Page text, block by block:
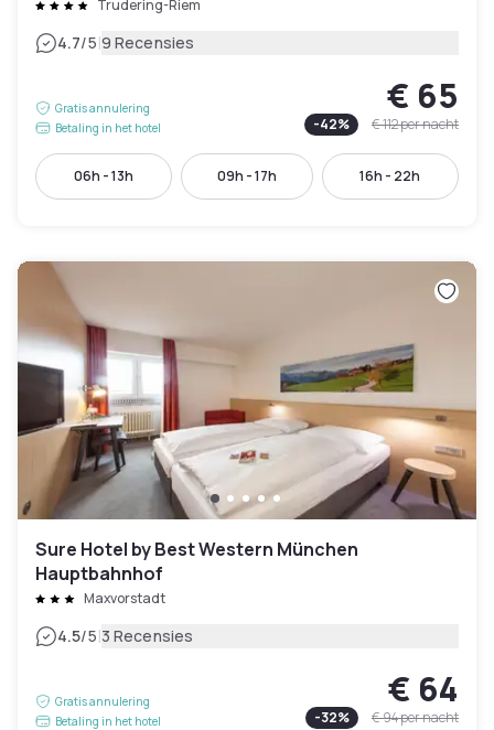
Trudering-Riem
4.7/5|9 Recensies
Gratis annulering
Betaling in het hotel
€ 65
-42% € 112per nacht
06h - 13h 09h - 17h 16h - 22h
Sure Hotel by Best Western München
Hauptbahnhof
Maxvorstadt
4.5/5|3 Recensies
Gratis annulering
Betaling in het hotel
€ 64
-32% € 94per nacht